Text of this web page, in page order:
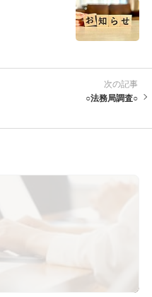
次の記事
○法務局調査○